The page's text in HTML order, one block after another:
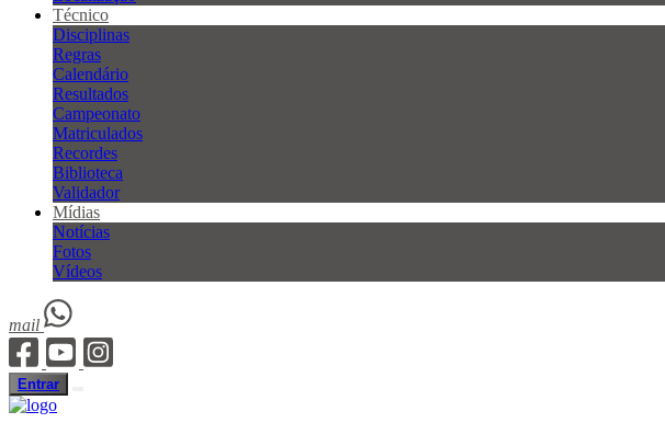
Técnico
Disciplinas
Regras
Calendário
Resultados
Campeonato
Matriculados
Recordes
Biblioteca
Validador
Mídias
Notícias
Fotos
Vídeos
mail
Entrar